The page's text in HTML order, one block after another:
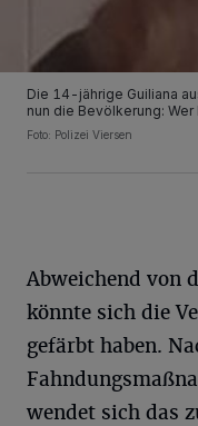
Die 14-jährige Guiliana
nun die Bevölkerung:
Foto: Polizei Viersen
Abweichend von
könnte sich die
gefärbt haben.
wendet sich das